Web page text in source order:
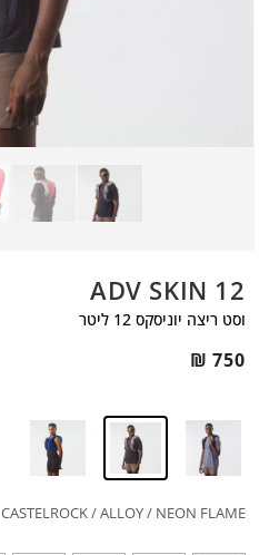
ADV SKIN 12
וסט ריצה יוניסקס 12 ליטר
₪ 750
CASTELROCK / ALLOY / NEON FLAME